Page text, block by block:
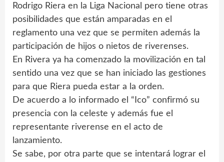
Rodrigo Riera en la Liga Nacional pero tiene otras
posibilidades que están amparadas en el
reglamento una vez que se permiten además la
participación de hijos o nietos de riverenses.
En Rivera ya ha comenzado la movilización en tal
sentido una vez que se han iniciado las gestiones
para que Riera pueda estar a la orden.
De acuerdo a lo informado el “Ico” confirmó su
presencia con la celeste y además fue el
representante riverense en el acto de
lanzamiento.
Se sabe, por otra parte que se intentará lograr el